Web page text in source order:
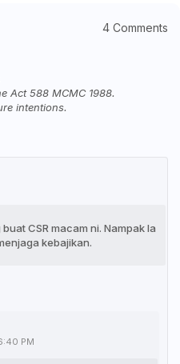
4 Comments
Act 588 MCMC 1988.
intentions.
CSR macam ni. Nampak la
kebajikan.
PM